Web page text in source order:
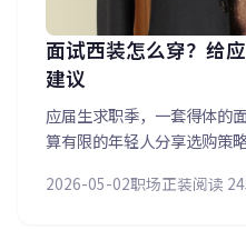
面试西装怎么穿？给
建议
应届生求职季，一套得体的
算有限的年轻人分享选购策
时分享面试着装的细节雷区
2026-05-02职场正装阅读